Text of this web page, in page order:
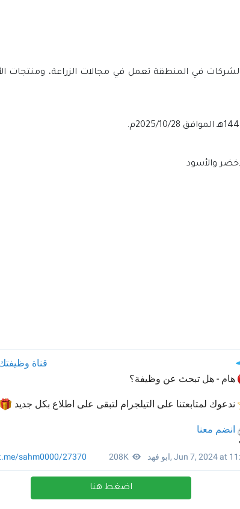
في المنطقة تعمل في مجالات الزراعة، ومنتجات
والأسود
اضغط هنا